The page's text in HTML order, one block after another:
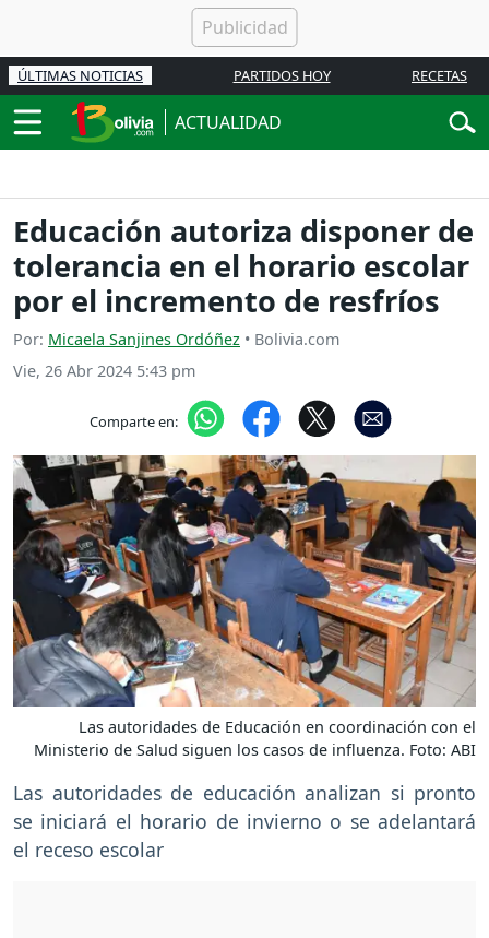
ÚLTIMAS NOTICIAS PARTIDOS HOY RECETAS
ACTUALIDAD
Educación autoriza disponer de
tolerancia en el horario escolar
por el incremento de resfríos
Por: Micaela Sanjines Ordóñez • Bolivia.com
Vie, 26 Abr 2024 5:43 pm
Comparte en:
Las autoridades de Educación en coordinación con el
Ministerio de Salud siguen los casos de influenza. Foto: ABI
Las autoridades de educación analizan si pronto
se iniciará el horario de invierno o se adelantará
el receso escolar